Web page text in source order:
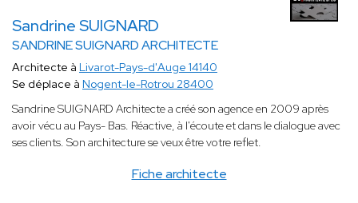
Sandrine SUIGNARD
SANDRINE SUIGNARD ARCHITECTE
Fiche architecte
Architecte à Livarot-Pays-d'Auge 14140
Se déplace à Nogent-le-Rotrou 28400
Sandrine SUIGNARD Architecte a créé son agence en 2009 après
avoir vécu au Pays- Bas. Réactive, à l'écoute et dans le dialogue avec
ses clients. Son architecture se veux être votre reflet.